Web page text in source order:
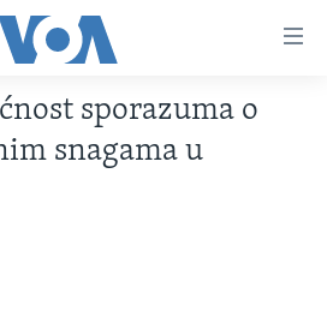
DRŽAVE
sporazuma o
snagama u